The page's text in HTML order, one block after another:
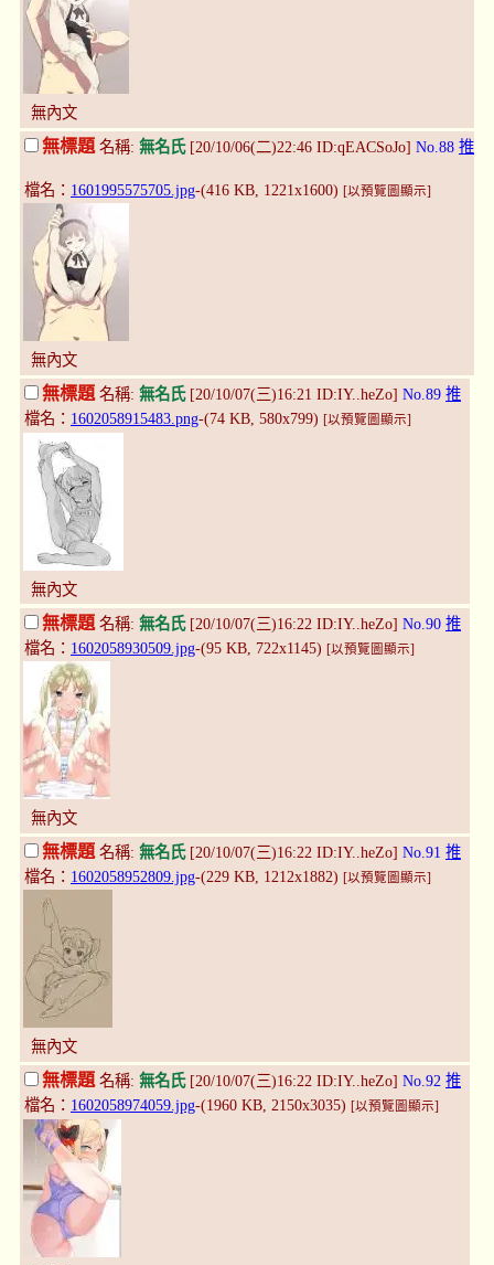
無內文
無標題 名稱: 無名氏[20/10/06(二)22:46 ID:qEACSoJo] No.88 推
檔名： 1601995575705.jpg-(416 KB, 1221x1600) [以預覽圖顯示]
無內文
無標題名稱: 無名氏[20/10/07(三)16:21 ID:IY..heZo] No.89 推
檔名： 1602058915483.png-(74 KB, 580x799) [以預覽圖顯示]
無內文
無標題 名稱: 無名氏[20/10/07(三)16:22 ID:IY..heZo] No.90 推
檔名： 1602058930509.jpg-(95 KB, 722x1145) [以預覽圖顯示]
無內文
無標題 名稱: 無名氏[20/10/07(三)16:22 ID:IY..heZo] No.91 推
檔名： 1602058952809.jpg-(229 KB, 1212x1882) [以預覽圖顯示]
無內文
無標題名稱: 無名氏[20/10/07(三)16:22 ID:IY..heZo] No.92 推
檔名： 1602058974059.jpg-(1960 KB, 2150x3035) [以預覽圖顯示]